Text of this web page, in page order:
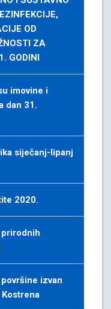
OD
ZA
GODINI
imovine i
dan 31.
siječanj-lipanj
2020.
izvan